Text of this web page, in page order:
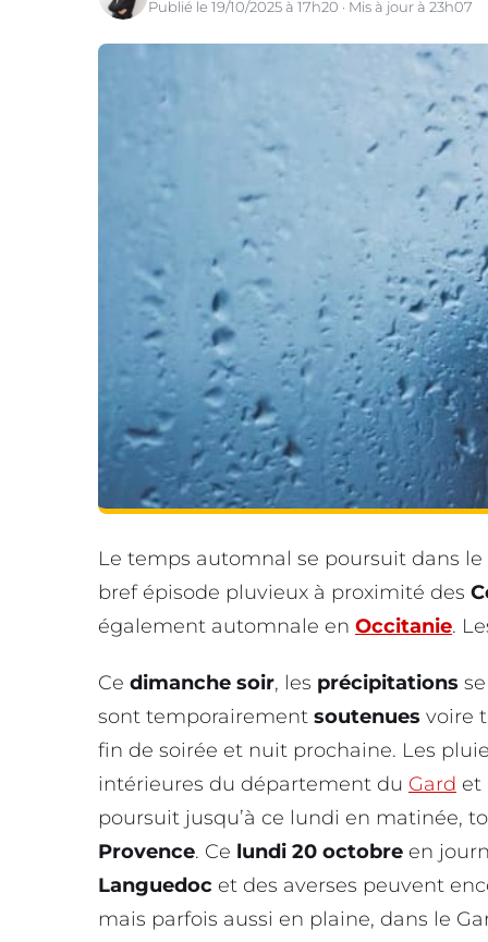
Publié le 19/10/2025 à 17h20 · Mis à jour à 23h07
Le temps automnal se poursuit dans
bref épisode pluvieux à proximité des
également automnale en Occitanie.
Ce dimanche soir, les précipitations
sont temporairement soutenues voire
fin de soirée et nuit prochaine. Les
intérieures du département du Gard et
poursuit jusqu’à ce lundi en matinée,
Provence. Ce lundi 20 octobre en
Languedoc et des averses peuvent
mais parfois aussi en plaine, dans le